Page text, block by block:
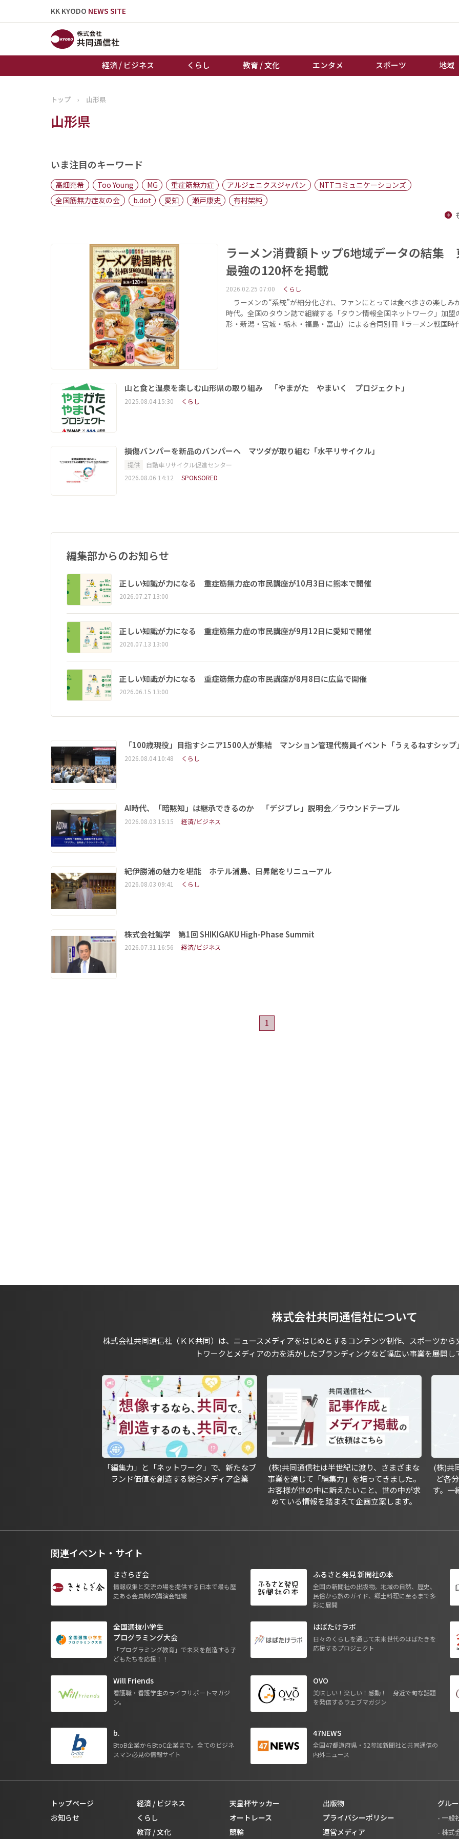
KK KYODO NEWS SITE
経済 / ビジネス くらし 教育 / 文化 エンタメ スポーツ 地域
トップページ
地域
キーパーソン
棋王戦
トップ › 山形県
山形県
いま注目のキーワード
高畑充希 Too Young MG 重症筋無力症 アルジェニクスジャパン
NTTコミュニケーションズ
全国筋無力症友の会
b.dot 愛知 瀬戸康史
有村架純
ラーメン消費額トップ6地域データの結集
最強の120杯を掲載
2026.02.25 07:00 くらし
ラーメンの“系統”が細分化され、ファンにとっては食べ歩きの楽しみ
時代。全国のタウン誌で組織する「タウン情報全国ネットワーク」加盟
形・新潟・宮城・栃木・福島・富山）による合同別冊『ラーメン戦国
山と食と温泉を楽しむ山形県の取り組み 「やまがた やまいく プロジェクト」
2025.08.04 15:30 くらし
損傷バンパーを新品のバンパーへ マツダが取り組む「水平リサイクル」
提供
自動車リサイクル促進センター
2026.08.06 14:12
SPONSORED
編集部からのお知らせ
正しい知識が力になる 重症筋無力症の市民講座が10月3日に熊本で開催
2026.07.27 13:00
正しい知識が力になる 重症筋無力症の市民講座が9月12日に愛知で開催
2026.07.13 13:00
正しい知識が力になる 重症筋無力症の市民講座が8月8日に広島で開催
2026.06.15 13:00
「100歳現役」目指すシニア1500人が集結 マンション管理代務員イベント「うぇるねすシップ
2026.08.04 10:48 くらし
AI時代、「暗黙知」は継承できるのか 「デジブレ」説明会／ラウンドテーブル
2026.08.03 15:15 経済/ビジネス
紀伊勝浦の魅力を堪能 ホテル浦島、日昇館をリニューアル
2026.08.03 09:41 くらし
株式会社識学 第1回 SHIKIGAKU High-Phase Summit
2026.07.31 16:56 経済/ビジネス
1
株式会社共同通信社について
株式会社共同通信社（ＫＫ共同）は、ニュースメディアをはじめとするコンテンツ制作、スポーツか
トワークとメディアの力を活かしたブランディングなど幅広い事業を展開し
「編集力」と「ネットワーク」で、新たなブ
ランド価値を創造する総合メディア企業
(株)共同通信社は半世紀に渡り、さまざまな
事業を通じて「編集力」を培ってきました。
お客様が世の中に訴えたいこと、世の中が求
めている情報を踏まえて企画立案します。
(株)共
ど各
す。一
関連イベント・サイト
きさらぎ会
情報収集と交流の場を提供する日本で最も歴
史ある会員制の講演会組織
ふるさと発見 新聞社の本
全国の新聞社の出版物。地域の自然、歴史、
民俗から旅のガイド、郷土料理に至るまで多
彩に展開
全国選抜小学生
プログラミング大会
「プログラミング教育」で未来を創造する子
どもたちを応援！！
はばたけラボ
日々のくらしを通じて未来世代のはばたきを
応援するプロジェクト
Will Friends
看護職・看護学生のライフサポートマガジ
ン。
OVO
美味しい！楽しい！感動！ 身近で旬な話題
を発信するウェブマガジン
b.
BtoB企業からBtoC企業まで。全てのビジネ
スマン必見の情報サイト
47NEWS
全国47都道府県・52参加新聞社と共同通信の
内外ニュース
トップページ
お知らせ
経済 / ビジネス
くらし
教育 / 文化
天皇杯サッカー
オートレース
競輪
出版物
プライバシーポリシー
運営メディア
グル
- 一般
- 株式